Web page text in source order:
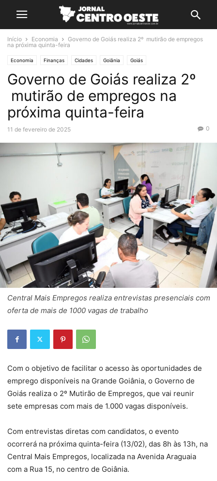
Início Economia
Governo de Goiás realiza 2º mutirão de empregos
na próxima quinta-feira
Economia Finanças Cidades Goiânia Goiás
Governo de Goiás realiza 2º
mutirão de empregos na
próxima quinta-feira
11 de fevereiro de 2025 0
Central Mais Empregos realiza entrevistas presenciais com
oferta de mais de 1000 vagas de trabalho
Com o objetivo de facilitar o acesso às oportunidades de
emprego disponíveis na Grande Goiânia, o Governo de
Goiás realiza o 2º Mutirão de Empregos, que vai reunir
sete empresas com mais de 1.000 vagas disponíveis.
Com entrevistas diretas com candidatos, o evento
ocorrerá na próxima quinta-feira (13/02), das 8h às 13h, na
Central Mais Empregos, localizada na Avenida Araguaia
com a Rua 15, no centro de Goiânia.